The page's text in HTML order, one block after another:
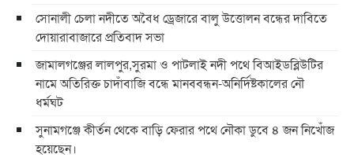
সোনালী চেলা নদীতে অবৈধ ড্রেজারে বালু উত্তোলন বন্ধের দাবিতে
দোয়ারাবাজারে প্রতিবাদ সভা
জামালগঞ্জের লালপুর,সুরমা ও পাটলাই নদী পথে বিআইডব্লিউটির
নামে অতিরিক্ত চাদাঁবাজি বন্ধে মানববন্ধন-অনির্দিষ্টকালের নৌ
ধর্মঘট
সুনামগঞ্জে কীর্তন থেকে বাড়ি ফেরার পথে নৌকা ডুবে ৪ জন নিখোঁজ
হয়েছেন।